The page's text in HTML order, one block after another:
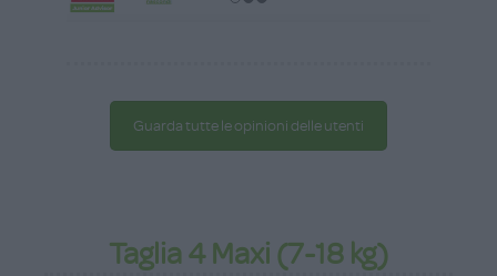
Guarda tutte le opinioni delle utenti
Taglia 4 Maxi (7-18 kg)